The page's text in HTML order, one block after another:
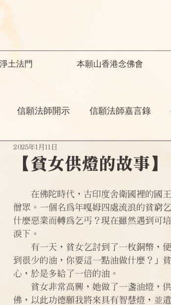
淨土法門 本願山香港念佛會
信願法師開示 信願法師嘉言錄
開示 諸師勸勉助念開示
一般故事 菩薩開示 其他
偈頌法語 四十八願問答 法訊活動
【貧女供燈的故事】
2025年1月11日
在佛陀時代，古印度舍衛國裡的國王
僧眾。一個名為年嘎姆四處流浪的貧窮
什麼惡業而轉為乞丐？現在雖然遇到可
淚下。
有一天，貧女乞討到了一枚銅幣，便
到很少的油，你要這一點油做什麼？」
心，於是多給了一倍的油。
貧女非常高興，她做了一盞油燈，供
佛，以此功德願我將來具有智慧燈，並